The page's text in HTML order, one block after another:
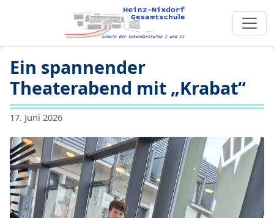
Ein spannender
Theaterabend mit „Krabat“
17. Juni 2026